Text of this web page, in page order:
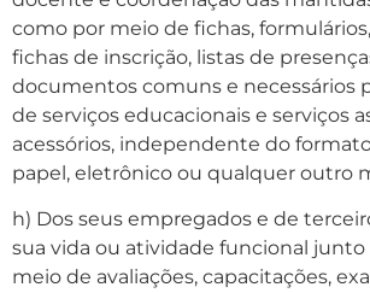
como por meio de fichas,
fichas de inscrição, listas de
documentos comuns e necessários
de serviços educacionais e serviços
acessórios, independente do
papel, eletrônico ou qualquer outro
h) Dos seus empregados e de
sua vida ou atividade funcional junto
meio de avaliações, capacitações,